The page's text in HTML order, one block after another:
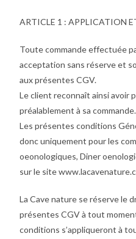
ARTICLE 1 : APPLICATION
Toute commande effectuée
acceptation sans réserve et
aux présentes CGV.
Le client reconnaît ainsi avoir
préalablement à sa commande.
Les présentes conditions
donc uniquement pour les
oeonologiques, Diner
sur le site
La Cave nature se réserve le
présentes CGV à tout
conditions s’appliqueront à